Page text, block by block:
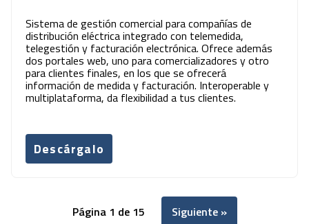
Sistema de gestión comercial para compañías de
distribución eléctrica integrado con telemedida,
telegestión y facturación electrónica. Ofrece además
dos portales web, uno para comercializadores y otro
para clientes finales, en los que se ofrecerá
información de medida y facturación. Interoperable y
multiplataforma, da flexibilidad a tus clientes.
Descárgalo
Página 1 de 15 Siguiente »